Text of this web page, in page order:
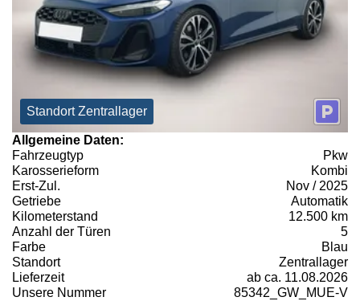
Standort Zentrallager
Allgemeine Daten:
Fahrzeugtyp
Pkw
Karosserieform
Kombi
Erst-Zul.
Nov / 2025
Getriebe
Automatik
Kilometerstand
12.500 km
Anzahl der Türen
5
Farbe
Blau
Standort
Zentrallager
Lieferzeit
ab ca. 11.08.2026
Unsere Nummer
85342_GW_MUE-V